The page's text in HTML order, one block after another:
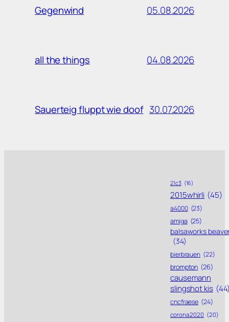
Gegenwind 05.08.2026
all the things 04.08.2026
Sauerteig fluppt wie doof 30.07.2026
21c3 (16)
2015whirli (45)
a4000 (23)
amiga (25)
balsaworks
(34)
bierbrauen (22)
brompton (26)
causemann
slingshot kis
cncfraese (24)
corona 2020 (20)